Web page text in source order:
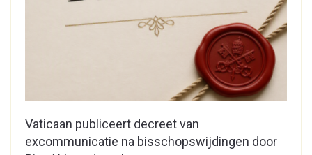
Vaticaan publiceert decreet van
excommunicatie na bisschopswijdingen door